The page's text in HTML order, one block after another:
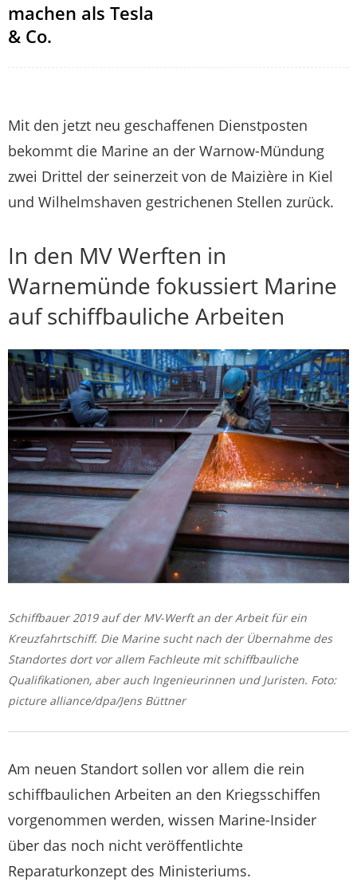
machen als Tesla
& Co.
Mit den jetzt neu geschaffenen Dienstposten
bekommt die Marine an der Warnow-Mündung
zwei Drittel der seinerzeit von de Maizière in Kiel
und Wilhelmshaven gestrichenen Stellen zurück.
In den MV Werften in
Warnemünde fokussiert Marine
auf schiffbauliche Arbeiten
Schiffbauer 2019 auf der MV-Werft an der Arbeit für ein
Kreuzfahrtschiff. Die Marine sucht nach der Übernahme des
Standortes dort vor allem Fachleute mit schiffbauliche
Qualifikationen, aber auch Ingenieurinnen und Juristen. Foto:
picture alliance/dpa/Jens Büttner
Am neuen Standort sollen vor allem die rein
schiffbaulichen Arbeiten an den Kriegsschiffen
vorgenommen werden, wissen Marine-Insider
über das noch nicht veröffentlichte
Reparaturkonzept des Ministeriums.